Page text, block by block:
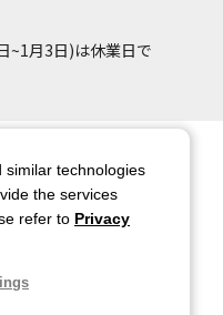
~1月3日)は休業日で
サイトポリシー
人情報保護方針
問い合わせ
similar technologies
the services
refer to Privacy